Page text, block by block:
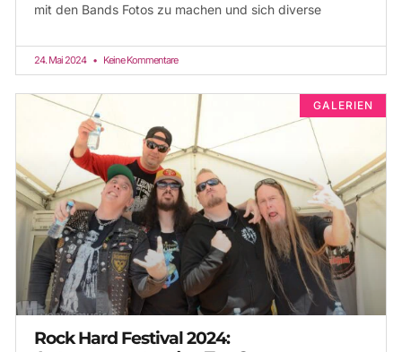
mit den Bands Fotos zu machen und sich diverse
24. Mai 2024 Keine Kommentare
GALERIEN
Rock Hard Festival 2024: